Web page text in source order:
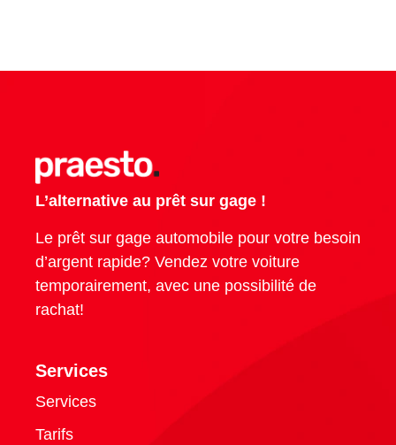
L’alternative au prêt sur gage !
Le prêt sur gage automobile pour votre besoin
d’argent rapide? Vendez votre voiture
temporairement, avec une possibilité de
rachat!
Services
Services
Tarifs